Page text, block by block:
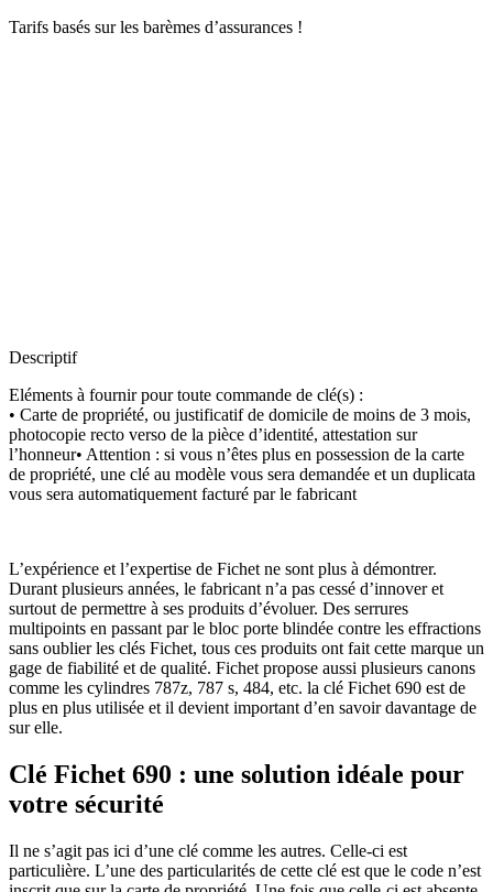
Tarifs basés sur les barèmes d’assurances !
Descriptif
Eléments à fournir pour toute commande de clé(s) :
• Carte de propriété, ou justificatif de domicile de moins de 3 mois,
photocopie recto verso de la pièce d’identité, attestation sur
l’honneur• Attention : si vous n’êtes plus en possession de la carte
de propriété, une clé au modèle vous sera demandée et un duplicata
vous sera automatiquement facturé par le fabricant
L’expérience et l’expertise de Fichet ne sont plus à démontrer.
Durant plusieurs années, le fabricant n’a pas cessé d’innover et
surtout de permettre à ses produits d’évoluer. Des serrures
multipoints en passant par le bloc porte blindée contre les effractions
sans oublier les clés Fichet, tous ces produits ont fait cette marque un
gage de fiabilité et de qualité. Fichet propose aussi plusieurs canons
comme les cylindres 787z, 787 s, 484, etc. la clé Fichet 690 est de
plus en plus utilisée et il devient important d’en savoir davantage de
sur elle.
Clé Fichet 690 : une solution idéale pour
votre sécurité
Il ne s’agit pas ici d’une clé comme les autres. Celle-ci est
particulière. L’une des particularités de cette clé est que le code n’est